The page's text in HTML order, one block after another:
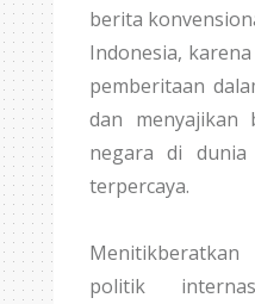
berita
Indonesia,
pemberitaan
dan menyajikan
negara di
terpercaya.
politik